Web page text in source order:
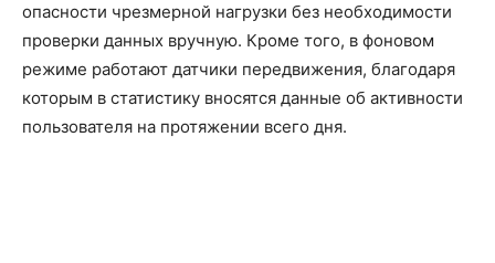
опасности чрезмерной нагрузки без необходимости
проверки данных вручную. Кроме того, в фоновом
режиме работают датчики передвижения, благодаря
которым в статистику вносятся данные об активности
пользователя на протяжении всего дня.